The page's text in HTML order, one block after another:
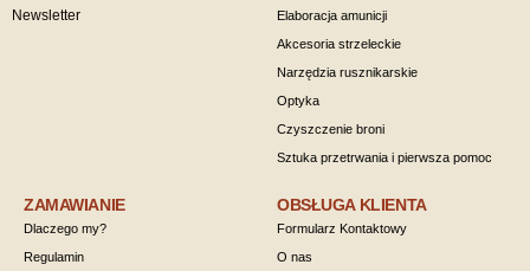
Newsletter
Elaboracja amunicji
Akcesoria strzeleckie
Narzędzia rusznikarskie
Optyka
Czyszczenie broni
Sztuka przetrwania i pierwsza pomoc
ZAMAWIANIE
Dlaczego my?
Regulamin
OBSŁUGA KLIENTA
Formularz Kontaktowy
O nas